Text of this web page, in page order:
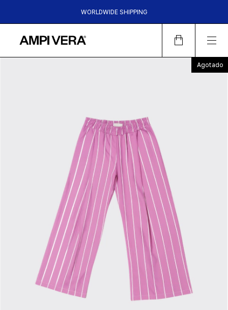
WORLDWIDE SHIPPING
HASTA 6 CUOTAS SIN INTERES | 15%OFF TRANSFERENCIA |
Agotado